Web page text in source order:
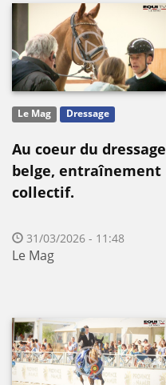
Le Mag Dressage
Au coeur du dressage
belge, entraînement
collectif.
31/03/2026 - 11:48
Le Mag